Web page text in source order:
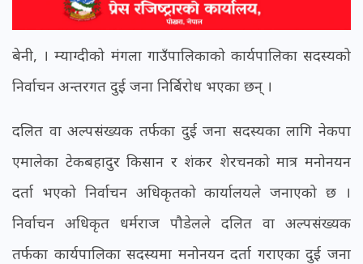
बेनी, । म्याग्दीको मंगला गाउँपालिकाको कार्यपालिका सदस्यको
निर्वाचन अन्तरगत दुई जना निर्बिरोध भएका छन् ।
दलित वा अल्पसंख्यक तर्फका दुई जना सदस्यका लागि नेकपा
एमालेका टेकबहादुर किसान र शंकर शेरचनको मात्र मनोनयन
दर्ता भएको निर्वाचन अधिकृतको कार्यालयले जनाएको छ ।
निर्वाचन अधिकृत धर्मराज पौडेलले दलित वा अल्पसंख्यक
तर्फका कार्यपालिका सदस्यमा मनोनयन दर्ता गराएका दुई जना